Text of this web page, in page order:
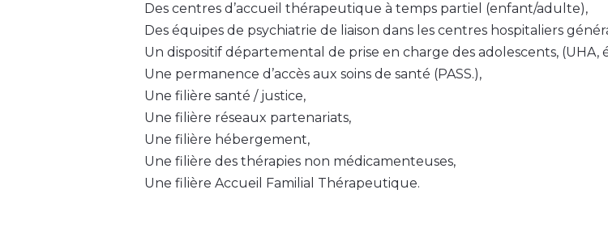
Des centres d’accueil thérapeutique à temps partiel (enfant/adulte),
Des équipes de psychiatrie de liaison dans les centres hospitaliers
Un dispositif départemental de prise en charge des adolescents, (UHA,
Une permanence d’accès aux soins de santé (PASS.),
Une filière santé / justice,
Une filière réseaux partenariats,
Une filière hébergement,
Une filière des thérapies non médicamenteuses,
Une filière Accueil Familial Thérapeutique.